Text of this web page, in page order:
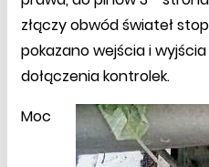
złączy obwód świateł
pokazano wejścia i
dołączenia kontrolek.
Moc